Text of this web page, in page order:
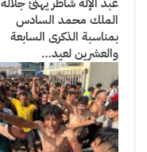
الملك محمد السادس
بمناسبة الذكرى السابعة
والعشرين لعيد…